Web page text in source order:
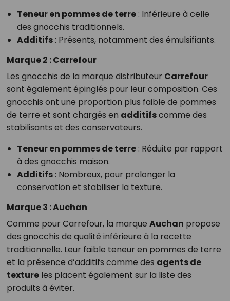
Teneur en pommes de terre: Inférieure à celle
des gnocchis traditionnels.
Additifs: Présents, notamment des émulsifiants.
Marque 2 : Carrefour
Les gnocchis de la marque distributeur Carrefour
sont également épinglés pour leur composition. Ces
gnocchis ont une proportion plus faible de pommes
de terre et sont chargés en additifscomme des
stabilisants et des conservateurs.
Teneur en pommes de terre: Réduite par rapport
à des gnocchis maison.
Additifs: Nombreux, pour prolonger la
conservation et stabiliser la texture.
Marque 3 : Auchan
Comme pour Carrefour, la marque Auchan propose
des gnocchis de qualité inférieure à la recette
traditionnelle. Leur faible teneur en pommes de terre
et la présence d’additifs comme des agents de
textureles placent également sur la liste des
produits à éviter.